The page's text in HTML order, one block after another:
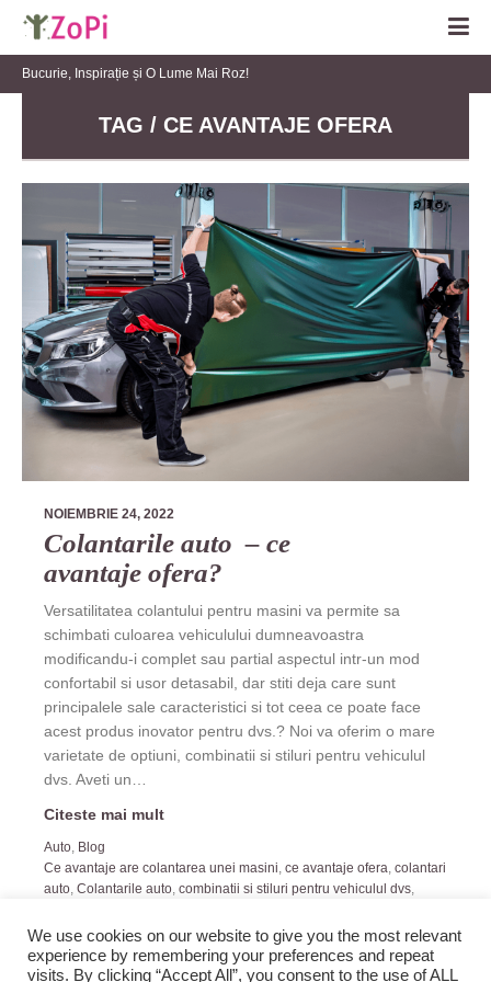
Bucurie, Inspirație și O Lume Mai Roz!
TAG / CE AVANTAJE OFERA
NOIEMBRIE 24, 2022
Colantarile auto – ce
avantaje ofera?
Versatilitatea colantului pentru masini va permite sa
schimbati culoarea vehiculului dumneavoastra
modificandu-i complet sau partial aspectul intr-un mod
confortabil si usor detasabil, dar stiti deja care sunt
principalele sale caracteristici si tot ceea ce poate face
acest produs inovator pentru dvs.? Noi va oferim o mare
varietate de optiuni, combinatii si stiluri pentru vehiculul
dvs. Aveti un…
Citeste mai mult
Auto, Blog
Ce avantaje are colantarea unei masini, ce avantaje ofera, colantari
auto, Colantarile auto, combinatii si stiluri pentru vehiculul dvs,
We use cookies on our website to give you the most relevant
experience by remembering your preferences and repeat
visits. By clicking “Accept All”, you consent to the use of ALL